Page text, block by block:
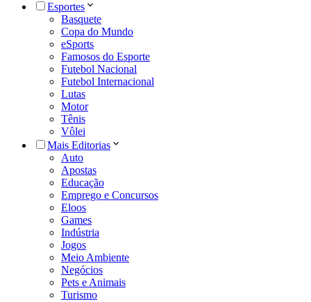
Esportes
Basquete
Copa do Mundo
eSports
Famosos do Esporte
Futebol Nacional
Futebol Internacional
Lutas
Motor
Tênis
Vôlei
Mais Editorias
Auto
Apostas
Educação
Emprego e Concursos
Eloos
Games
Indústria
Jogos
Meio Ambiente
Negócios
Pets e Animais
Turismo